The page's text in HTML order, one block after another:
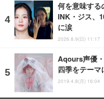
何を意味す
INK・ジス、
に涙
2026.8.9(日) 11:17
Aqours声優
四季をテー
2019.4.8(月) 16:04